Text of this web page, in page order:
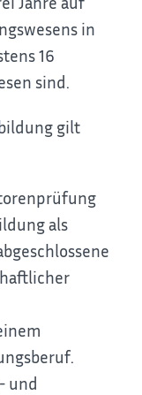
in
16
sind.
gilt
als
und